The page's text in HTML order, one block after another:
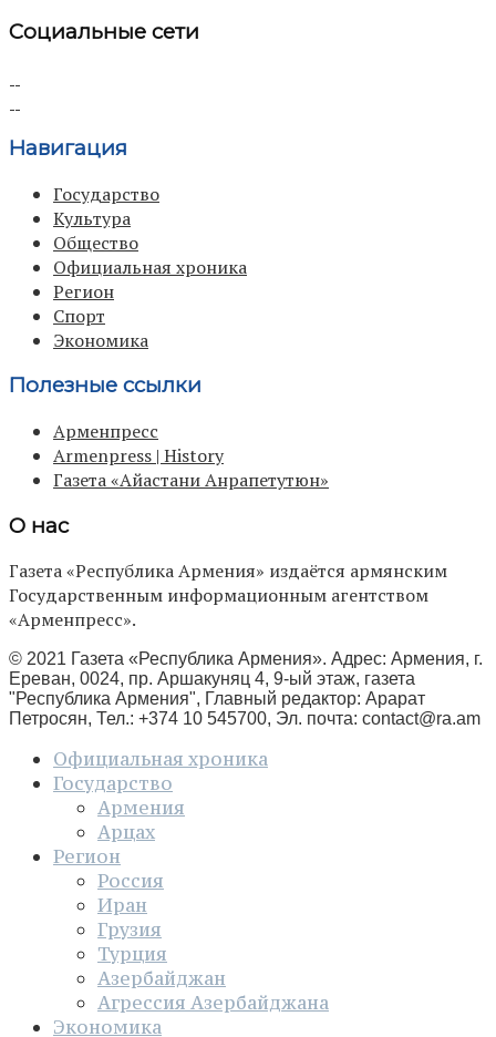
Социальные сети
Навигация
Государство
Культура
Общество
Официальная хроника
Регион
Спорт
Экономика
Полезные ссылки
Арменпресс
Armenpress | History
Газета «Айастани Анрапетутюн»
О нас
Газета «Республика Армения» издаётся армянским
Государственным информационным агентством
«Арменпресс».
© 2021 Газета «Республика Армения». Адрес: Армения, г.
Ереван, 0024, пр. Аршакуняц 4, 9-ый этаж, газета
"Республика Армения", Главный редактор: Арарат
Петросян, Тел.: +374 10 545700, Эл. почта: contact@ra.am
Официальная хроника
Государство
Армения
Арцах
Регион
Россия
Иран
Грузия
Турция
Азербайджан
Агрессия Азербайджана
Экономика